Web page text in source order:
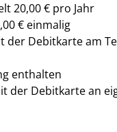
20,00 € pro Jahr
€ einmalig
der Debitkarte am
enthalten
der Debitkarte an